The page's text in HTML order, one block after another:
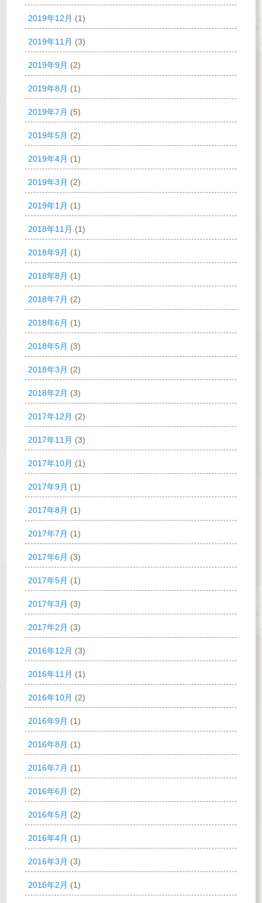
2019年12月 (1)
2019年11月 (3)
2019年9月 (2)
2019年8月 (1)
2019年7月 (5)
2019年5月 (2)
2019年4月 (1)
2019年3月 (2)
2019年1月 (1)
2018年11月 (1)
2018年9月 (1)
2018年8月 (1)
2018年7月 (2)
2018年6月 (1)
2018年5月 (3)
2018年3月 (2)
2018年2月 (3)
2017年12月 (2)
2017年11月 (3)
2017年10月 (1)
2017年9月 (1)
2017年8月 (1)
2017年7月 (1)
2017年6月 (3)
2017年5月 (1)
2017年3月 (3)
2017年2月 (3)
2016年12月 (3)
2016年11月 (1)
2016年10月 (2)
2016年9月 (1)
2016年8月 (1)
2016年7月 (1)
2016年6月 (2)
2016年5月 (2)
2016年4月 (1)
2016年3月 (3)
2016年2月 (1)